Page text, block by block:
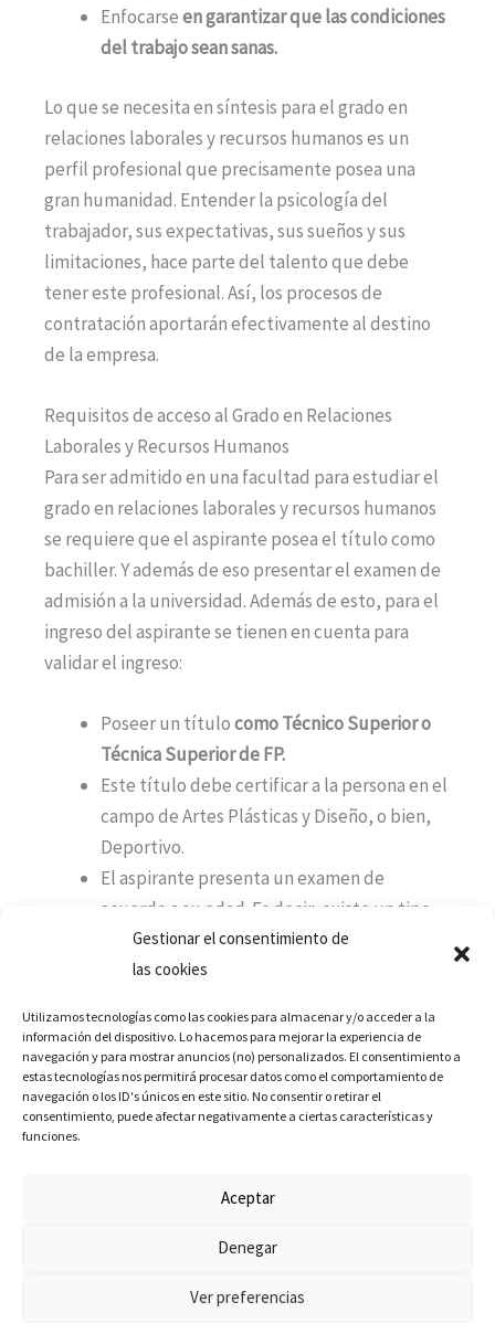
Gestionar el consentimiento de
las cookies
Utilizamos tecnologías como las cookies para almacenar y/o acceder a la
información del dispositivo. Lo hacemos para mejorar la experiencia de
navegación y para mostrar anuncios (no) personalizados. El consentimiento a
estas tecnologías nos permitirá procesar datos como el comportamiento de
navegación o los ID's únicos en este sitio. No consentir o retirar el
consentimiento, puede afectar negativamente a ciertas características y
funciones.
Aceptar
Denegar
Ver preferencias
Enfocarseen garantizar que las condiciones
del trabajo sean sanas.
Lo que se necesita en síntesis para el grado en
relaciones laborales y recursos humanos es un
perfil profesional que precisamente posea una
gran humanidad. Entender la psicología del
trabajador, sus expectativas, sus sueños y sus
limitaciones, hace parte del talento que debe
tener este profesional. Así, los procesos de
contratación aportarán efectivamente al destino
de la empresa.
Requisitos de acceso al Grado en Relaciones
Laborales y Recursos Humanos
Para ser admitido en una facultad para estudiar el
grado en relaciones laborales y recursos humanos
se requiere que el aspirante posea el título como
bachiller. Y además de eso presentar el examen de
admisión a la universidad. Además de esto, para el
ingreso del aspirante se tienen en cuenta para
validar el ingreso:
Poseer un títulocomo Técnico Superior o
Técnica Superior de FP.
Este título debe certificar a la persona en el
campo de Artes Plásticas y Diseño, o bien,
Deportivo.
El aspirante presenta un examen de
acuerdo a su edad. Es decir, existe un tipo
de examen de acuerdo a quienes tienen 25,
40 y 45 años.
relaciones laborales y recursos humanos
que sean mayores a 40 años, se requiere de
validar la historia laboral.
estudiantes. Igualmente pueden existir un número
de cupos disponibles para los estudiantes.
¿Cuánto dura la carrera de Relaciones Laborales y